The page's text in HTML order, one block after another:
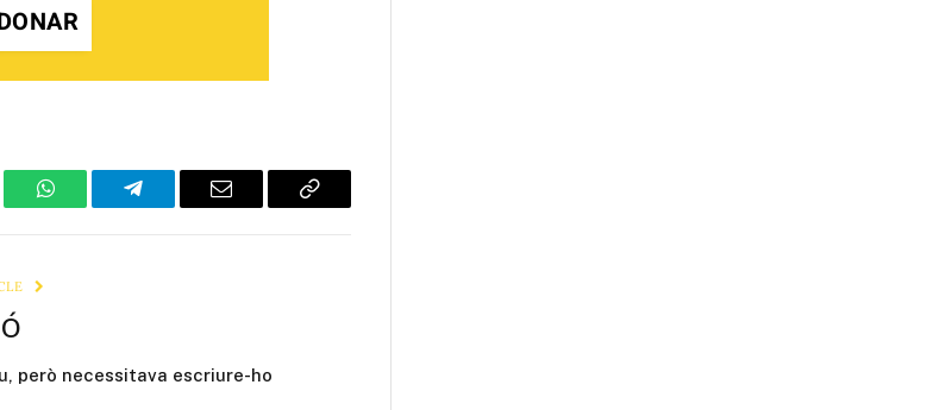
WhatsAppTelegram Email
Copy
però necessitava escriure-ho